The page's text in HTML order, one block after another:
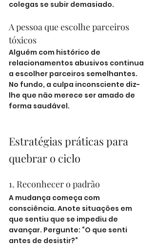
colegas se subir demasiado.
A pessoa que escolhe parceiros
tóxicos
Alguém com histórico de
relacionamentos abusivos continua
a escolher parceiros semelhantes.
No fundo, a culpa inconsciente diz-
lhe que não merece ser amado de
forma saudável.
Estratégias práticas para
quebrar o ciclo
1. Reconhecer o padrão
A mudança começa com
consciência. Anote situações em
que sentiu que se impediu de
avançar. Pergunte: “O que senti
antes de desistir?”